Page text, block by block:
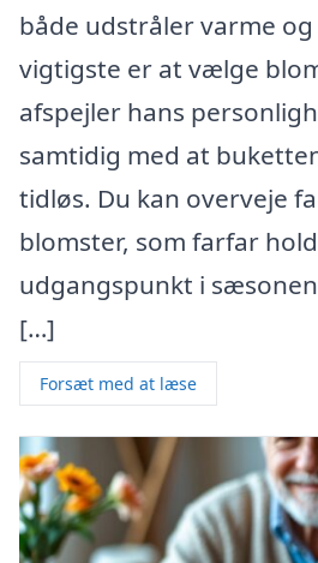
både udstråler varme
vigtigste er at vælge
afspejler hans
samtidig med at
tidløs. Du kan overveje
blomster, som farfar
udgangspunkt i
[…]
Forsæt med at læse